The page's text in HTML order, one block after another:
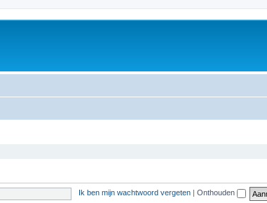
Ik ben mijn wachtwoord vergeten Onthouden